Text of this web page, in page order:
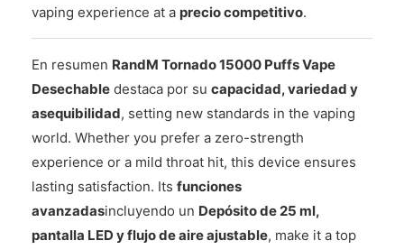
vaping experience at a precio competitivo.
En resumen RandM Tornado 15000 Puffs Vape
Desechable destaca por su capacidad, variedad y
asequibilidad, setting new standards in the vaping
world. Whether you prefer a zero-strength
experience or a mild throat hit, this device ensures
lasting satisfaction. Its funciones
avanzadasincluyendo un Depósito de 25 ml,
pantalla LED y flujo de aire ajustable, make it a top